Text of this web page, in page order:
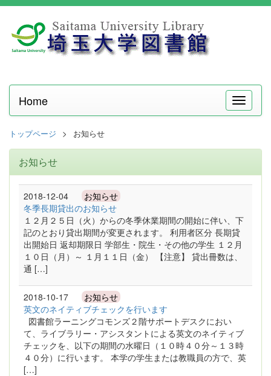
メ
ニ
Home
トップページ お知らせ
お知らせ
2018-12-04 お知らせ
冬季長期貸出のお知らせ
１２月２５日（火）からの冬季休業期間の開始に伴い、下
記のとおり貸出期間が変更されます。 利用者区分 長期貸
出開始日 返却期限日 学部生・院生・その他の学生 １２月
１０日（月）～ １月１１日（金） 【注意】 貸出冊数は、
通 […]
2018-10-17 お知らせ
英文のネイティブチェックを行います
図書館ラーニングコモンズ２階サポートデスクにおい
て、ライブラリー・アシスタントによる英文のネイティブ
チェックを、以下の期間の水曜日（１０時４０分～１３時
４０分）に行います。 本学の学生または教職員の方で、英
[…]